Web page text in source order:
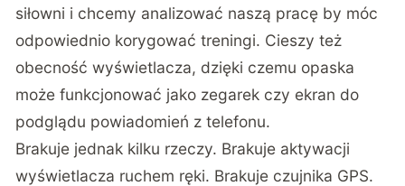
siłowni i chcemy analizować naszą pracę by móc
odpowiednio korygować treningi. Cieszy też
obecność wyświetlacza, dzięki czemu opaska
może funkcjonować jako zegarek czy ekran do
podglądu powiadomień z telefonu.
Brakuje jednak kilku rzeczy. Brakuje aktywacji
wyświetlacza ruchem ręki. Brakuje czujnika GPS.